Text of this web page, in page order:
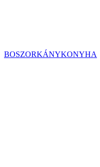
BOSZORKÁNYKONYHA